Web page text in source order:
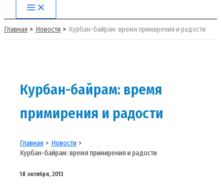
Main
Menu
Главная Новости Курбан-байрам: время примирения и радости
Курбан-байрам: время
примирения и радости
Главная
Новости
Курбан-байрам: время примирения и радости
18 октября, 2013